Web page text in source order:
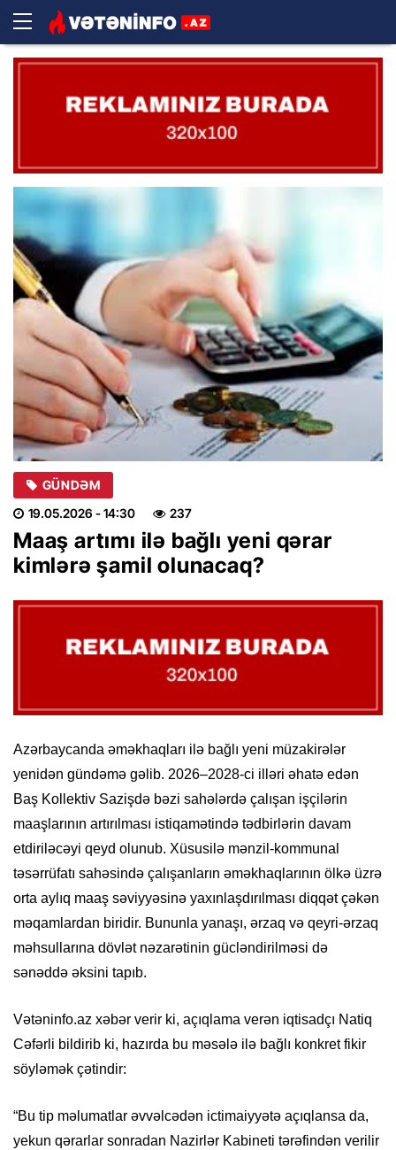
GÜNDƏM
19.05.2026 - 14:30 237
Maaş artımı ilə bağlı yeni qərar
kimlərə şamil olunacaq?
Azərbaycanda əməkhaqları ilə bağlı yeni müzakirələr
yenidən gündəmə gəlib. 2026–2028-ci illəri əhatə edən
Baş Kollektiv Sazişdə bəzi sahələrdə çalışan işçilərin
maaşlarının artırılması istiqamətində tədbirlərin davam
etdiriləcəyi qeyd olunub. Xüsusilə mənzil-kommunal
təsərrüfatı sahəsində çalışanların əməkhaqlarının ölkə üzrə
orta aylıq maaş səviyyəsinə yaxınlaşdırılması diqqət çəkən
məqamlardan biridir. Bununla yanaşı, ərzaq və qeyri-ərzaq
məhsullarına dövlət nəzarətinin gücləndirilməsi də
sənəddə əksini tapıb.
Vətəninfo.az xəbər verir ki, açıqlama verən iqtisadçı Natiq
Cəfərli bildirib ki, hazırda bu məsələ ilə bağlı konkret fikir
söyləmək çətindir:
“Bu tip məlumatlar əvvəlcədən ictimaiyyətə açıqlansa da,
yekun qərarlar sonradan Nazirlər Kabineti tərəfindən verilir